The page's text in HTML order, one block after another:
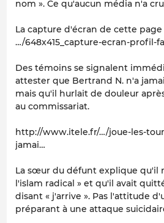
nom ». Ce qu'aucun média n'a
La capture d'écran de cette
…/648x415_capture-ecran-profil-
Des témoins se signalent
attester que Bertrand N. n'a
mais qu'il hurlait de douleur
au commissariat.
http://www.itele.fr/…/joue-les-
jamai…
La sœur du défunt explique qu'il
l'islam radical » et qu'il avait
disant « j'arrive ». Pas l'attitude
préparant à une attaque